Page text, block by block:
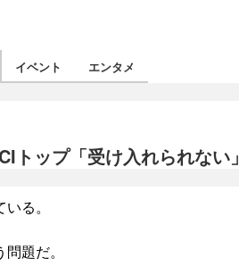
イベント エンタメ
ップ「受け入れられない」
る。
題だ。